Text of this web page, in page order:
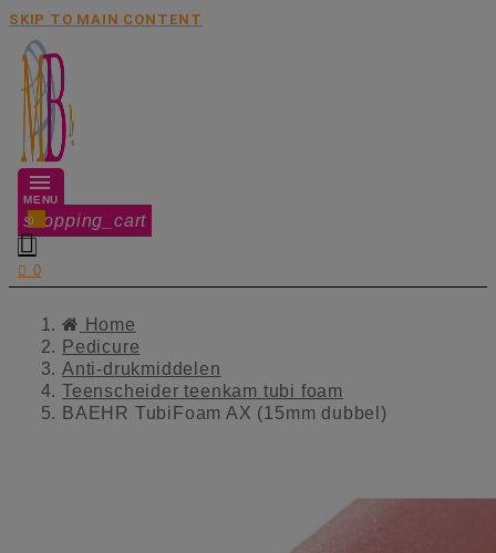
SKIP TO MAIN CONTENT
MENU
shopping_cart
0

 0
Home
Pedicure
Anti-drukmiddelen
Teenscheider teenkam tubi foam
BAEHR TubiFoam AX (15mm dubbel)